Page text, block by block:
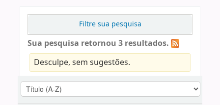
Filtre sua pesquisa
Sua pesquisa retornou 3 resultados.
Desculpe, sem sugestões.